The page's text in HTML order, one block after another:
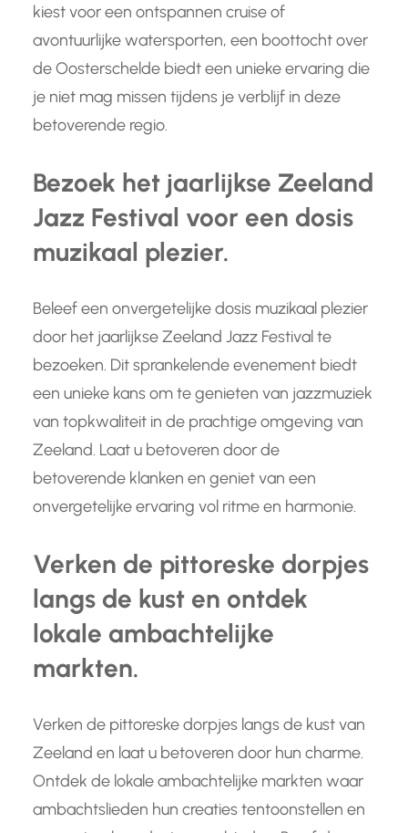
kiest voor een ontspannen cruise of
avontuurlijke watersporten, een boottocht over
de Oosterschelde biedt een unieke ervaring die
je niet mag missen tijdens je verblijf in deze
betoverende regio.
Bezoek het jaarlijkse Zeeland
Jazz Festival voor een dosis
muzikaal plezier.
Beleef een onvergetelijke dosis muzikaal plezier
door het jaarlijkse Zeeland Jazz Festival te
bezoeken. Dit sprankelende evenement biedt
een unieke kans om te genieten van jazzmuziek
van topkwaliteit in de prachtige omgeving van
Zeeland. Laat u betoveren door de
betoverende klanken en geniet van een
onvergetelijke ervaring vol ritme en harmonie.
Verken de pittoreske dorpjes
langs de kust en ontdek
lokale ambachtelijke
markten.
Verken de pittoreske dorpjes langs de kust van
Zeeland en laat u betoveren door hun charme.
Ontdek de lokale ambachtelijke markten waar
ambachtslieden hun creaties tentoonstellen en